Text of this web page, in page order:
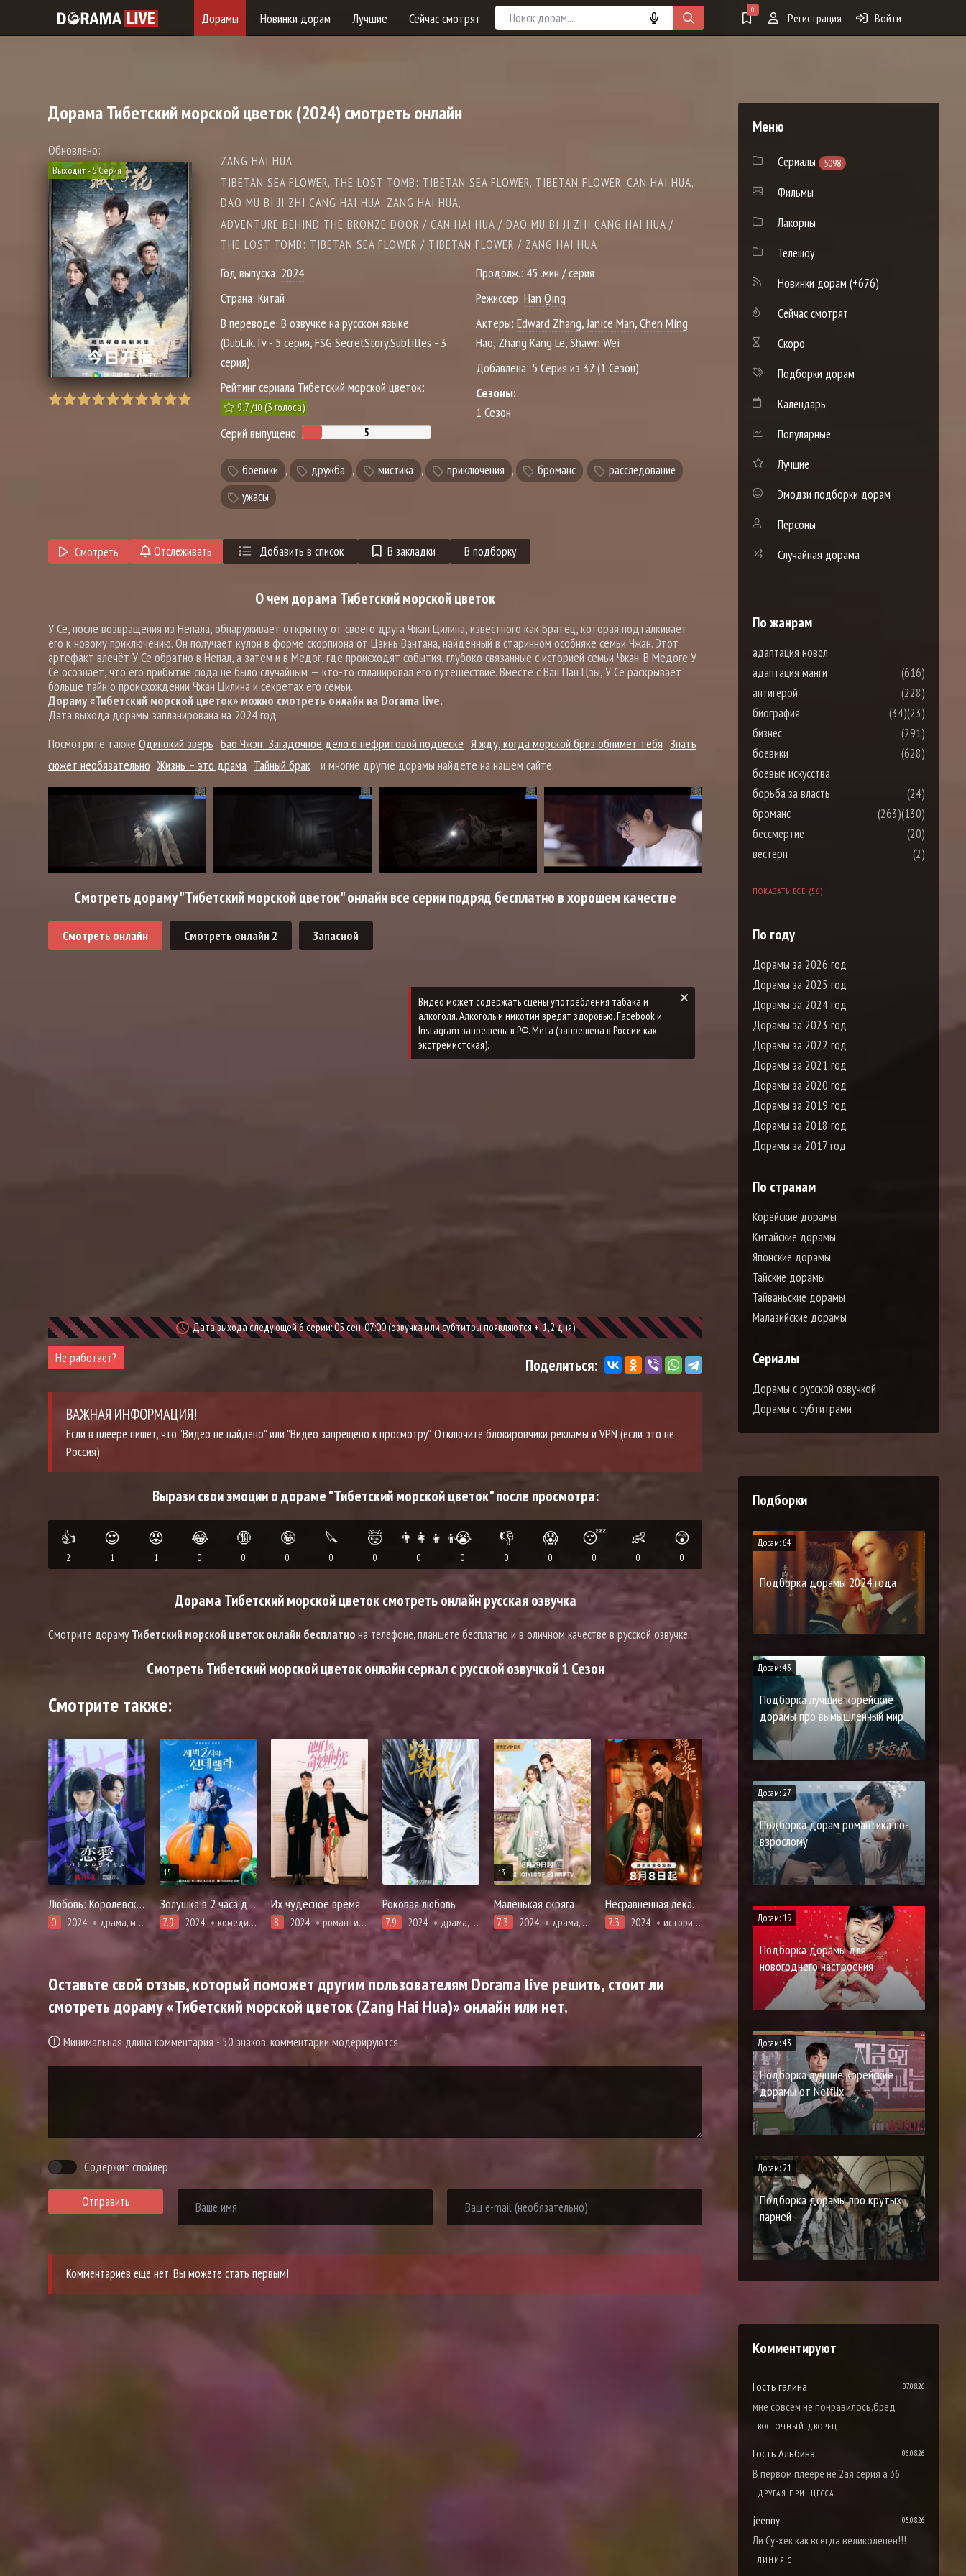
Дорамы Новинки дорам Лучшие Сейчас смотрят 0
Регистрация Войти
ДорамаТибетский морской цветок(2024) смотреть онлайн
Обновлено:
Выходит - 5 Серия
ZANG HAI HUA
TIBETAN SEA FLOWER, THE LOST TOMB: TIBETAN SEA FLOWER, TIBETAN FLOWER, CAN HAI HUA,
DAO MU BI JI ZHI CANG HAI HUA, ZANG HAI HUA,
ADVENTURE BEHIND THE BRONZE DOOR / CAN HAI HUA / DAO MU BI JI ZHI CANG HAI HUA /
THE LOST TOMB: TIBETAN SEA FLOWER / TIBETAN FLOWER / ZANG HAI HUA
Год выпуска: 2024
Страна: Китай
В переводе: В озвучке на русском языке
(DubLik.Tv - 5 серия, FSG SecretStory.Subtitles - 3
серия)
Рейтинг сериала Тибетский морской цветок:
9.7/10(3голоса)
Серий выпущено:
Продолж.: 45 .мин / серия
Режиссер: Han Qing
Актеры: Edward Zhang,Janice Man,Chen Ming
Hao, Zhang Kang Le,Shawn Wei
Добавлена: 5 Серия из 32 (1 Сезон)
Сезоны:
1 Сезон
боевики , дружба , мистика , приключения , броманс , расследование ,
ужасы
Смотреть Отслеживать Добавить в список В закладки В подборку
О чем дорама Тибетский морской цветок
У Се, после возвращения из Непала, обнаруживает открытку от своего друга Чжан Цилина, известного как Братец, которая подталкивает
его к новому приключению. Он получает кулон в форме скорпиона от Цзинь Вантана, найденный в старинном особняке семьи Чжан. Этот
артефакт влечёт У Се обратно в Непал, а затем и в Медог, где происходят события, глубоко связанные с историей семьи Чжан. В Медоге У
Се осознаёт, что его прибытие сюда не было случайным — кто-то спланировал его путешествие. Вместе с Ван Пан Цзы, У Се раскрывает
больше тайн о происхождении Чжан Цилина и секретах его семьи.
Дораму «Тибетский морской цветок» можно смотреть онлайн на Dorama live.
Дата выхода дорамы запланирована на 2024 год
Посмотрите также Одинокий зверь Бао Чжэн: Загадочное дело о нефритовой подвеске Я жду, когда морской бриз обнимет тебя Знать
сюжет необязательно Жизнь – это драма Тайный брак и многие другие дорамы найдете на нашем сайте.
Смотреть дораму "Тибетский морской цветок" онлайн все серии подряд бесплатно в хорошем качестве
Смотреть онлайн Смотреть онлайн 2 Запасной
Дата выхода следующей 6 серии: 05 сен. 07:00 (озвучка или субтитры появляются +-1,2 дня)
Не работает? Поделиться:
ВАЖНАЯ ИНФОРМАЦИЯ!
Если в плеере пишет, что "Видео не найдено" или "Видео запрещено к просмотру". Отключите блокировчики рекламы и VPN (если это не
Россия)
Вырази свои эмоции о дораме "Тибетский морской цветок" после просмотра:
👍
2
😍
1
😡
1
😂
0
🔞
0
🤪
0
🔪
0
🤯
0
👨‍👩‍👧‍👦
0
😭
0
👎
0
😱
0
😴
0
👶
0
😲
0
Дорама Тибетский морской цветок смотреть онлайн русская озвучка
Смотрите дорамуТибетский морской цветок онлайн бесплатнона телефоне, планшете бесплатно и в оличном качестве в русской озвучке.
Смотреть Тибетский морской цветок онлайн сериал с русской озвучкой 1 Сезон
Смотрите также:
Любовь: Королевская битва
0 2024 драма, мелодрама
15+
Золушка в 2 часа дня
7.9 2024 комедия, мелодрама, вебтун, романтика
Их чудесное время
8 2024 романтика, фэнтези
Роковая любовь
7.9 2024 драма, единоборства, расследование, романтика, фэнтези
13+
Маленькая скряга
7.3 2024 драма, история, комедия, романтика
Несравненная лекарь Лин
7.3 2024 история, комедия, романтика, фэнтези
Оставьте свой отзыв, который поможет другим пользователям Dorama live решить, стоит ли
смотреть дораму «Тибетский морской цветок (Zang Hai Hua)» онлайн или нет.
Минимальная длина комментария - 50 знаков. комментарии модерируются
Содержит спойлер
Отправить
Комментариев еще нет. Вы можете стать первым!
Меню
Сериалы 5098
Фильмы
Лакорны
Телешоу
Новинки дорам (+676)
Сейчас смотрят
Скоро
Подборки дорам
Календарь
Популярные
Лучшие
Эмодзи подборки дорам
Персоны
Случайная дорама
По жанрам
адаптация новел
(616)
адаптация манги
(228)
антигерой
(23)
биография
(34)
бизнес
(291)
боевики
(628)
боевые искусства
(24)
борьба за власть
(130)
броманс
(263)
бессмертие
(20)
вестерн
(2)
ПОКАЗАТЬ ВСЕ (56)
По году
Дорамы за 2026 год
Дорамы за 2025 год
Дорамы за 2024 год
Дорамы за 2023 год
Дорамы за 2022 год
Дорамы за 2021 год
Дорамы за 2020 год
Дорамы за 2019 год
Дорамы за 2018 год
Дорамы за 2017 год
По странам
Корейские дорамы
Китайские дорамы
Японские дорамы
Тайские дорамы
Тайваньские дорамы
Малазийские дорамы
Сериалы
Дорамы с русской озвучкой
Дорамы с субтитрами
Подборки
Дорам: 64
Подборка дорамы 2024 года
Дорам: 43
Подборка лучшие корейские
дорамы про вымышленный мир
Дорам: 27
Подборка дорам романтика по-
взрослому
Дорам: 19
Подборка дорамы для
новогоднего настроения
Дорам: 43
Подборка лучшие корейские
дорамы от Netflix
Дорам: 21
Подборка дорамы про крутых
парней
Комментируют
Гость галина 07.08.26
мне совсем не понравилось,бред
ВОСТОЧНЫЙ ДВОРЕЦ
Гость Альбина 06.08.26
В первом плеере не 2ая серия а 36
ДРУГАЯ ПРИНЦЕССА
jeenny 05.08.26
Ли Су-хек как всегда великолепен!!!
ЛИНИЯ С